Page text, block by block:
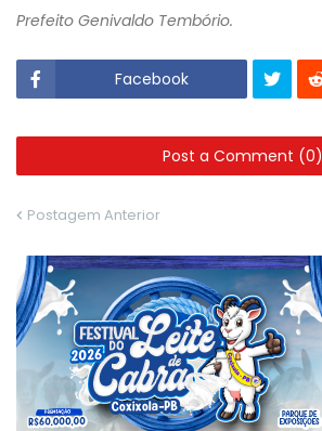
Prefeito Genivaldo Tembório.
Facebook
Post a Comment (0)
Postagem Anterior